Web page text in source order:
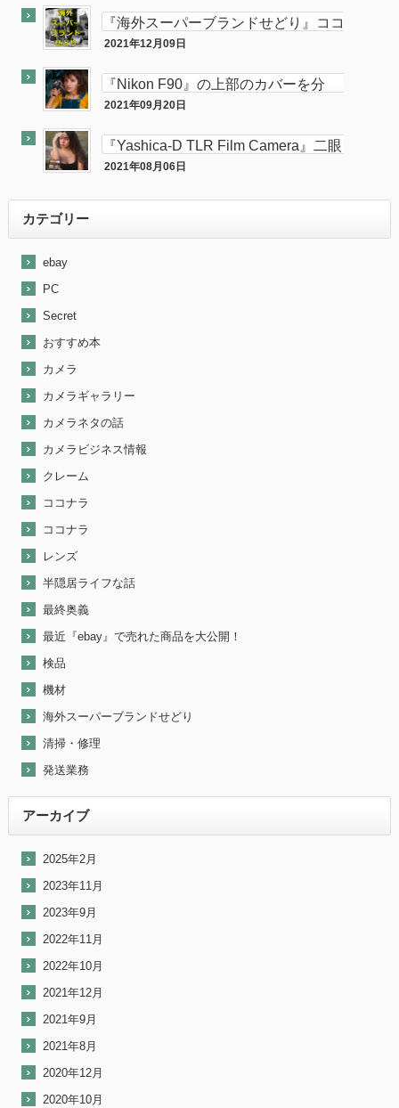
『海外スーパーブランドせどり』ココ
ナラに出品致しました。
2021年12月09日
『Nikon F90』の上部のカバーを分
解・修理してみた。
2021年09月20日
『Yashica-D TLR Film Camera』二眼
カメラが売れました。
2021年08月06日
カテゴリー
ebay
PC
Secret
おすすめ本
カメラ
カメラギャラリー
カメラネタの話
カメラビジネス情報
クレーム
ココナラ
ココナラ
レンズ
半隠居ライフな話
最終奥義
最近『ebay』で売れた商品を大公開！
検品
機材
海外スーパーブランドせどり
清掃・修理
発送業務
アーカイブ
2025年2月
2023年11月
2023年9月
2022年11月
2022年10月
2021年12月
2021年9月
2021年8月
2020年12月
2020年10月